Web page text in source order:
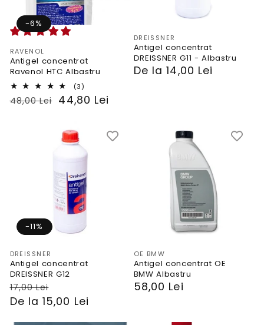
Vendor:
RAVENOL
Antigel concentrat
Ravenol HTC Albastru
(3)
total
reviews
PRP
48,00 Lei
Preț 44,80 Lei
-6%
Vendor:
DREISSNER
Antigel concentrat
DREISSNER G11 - Albastru
PRP
De la 14,00 Lei
Vendor:
DREISSNER
Antigel concentrat
DREISSNER G12
PRP
17,00 Lei
Preț
De la 15,00 Lei
-11%
Vendor:
OE BMW
Antigel concentrat OE
BMW Albastru
PRP
58,00 Lei